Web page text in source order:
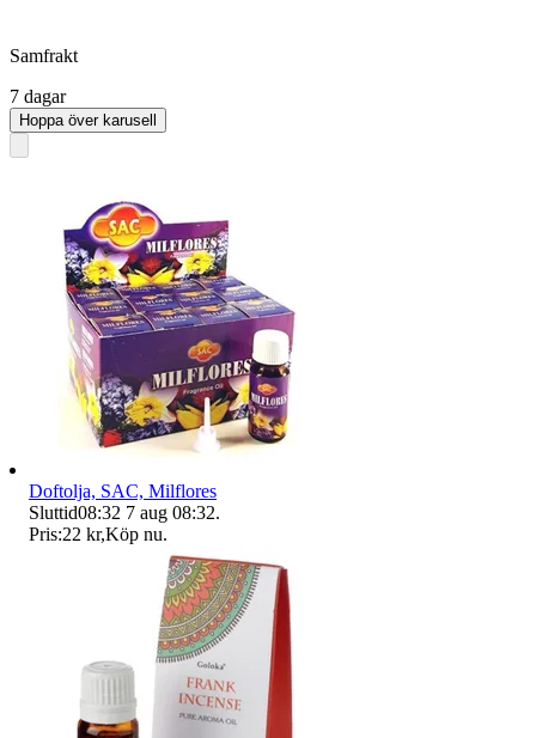
Samfrakt
7 dagar
Hoppa över karusell
Doftolja, SAC, Milflores
Sluttid08:32 7 aug 08:32.
Pris:22 kr,Köp nu.